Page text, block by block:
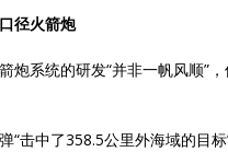
径火箭炮
炮系统的研发“并非一帆风顺”
“击中了358.5公里外海域的目标”